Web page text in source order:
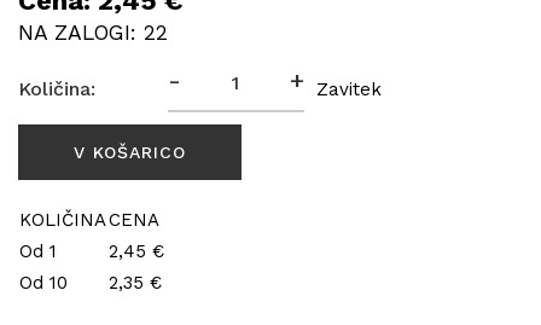
NA ZALOGI: 22
Količina: - + Zavitek
KOLIČINACENA
Od 1
2,45 €
Od 10
2,35 €